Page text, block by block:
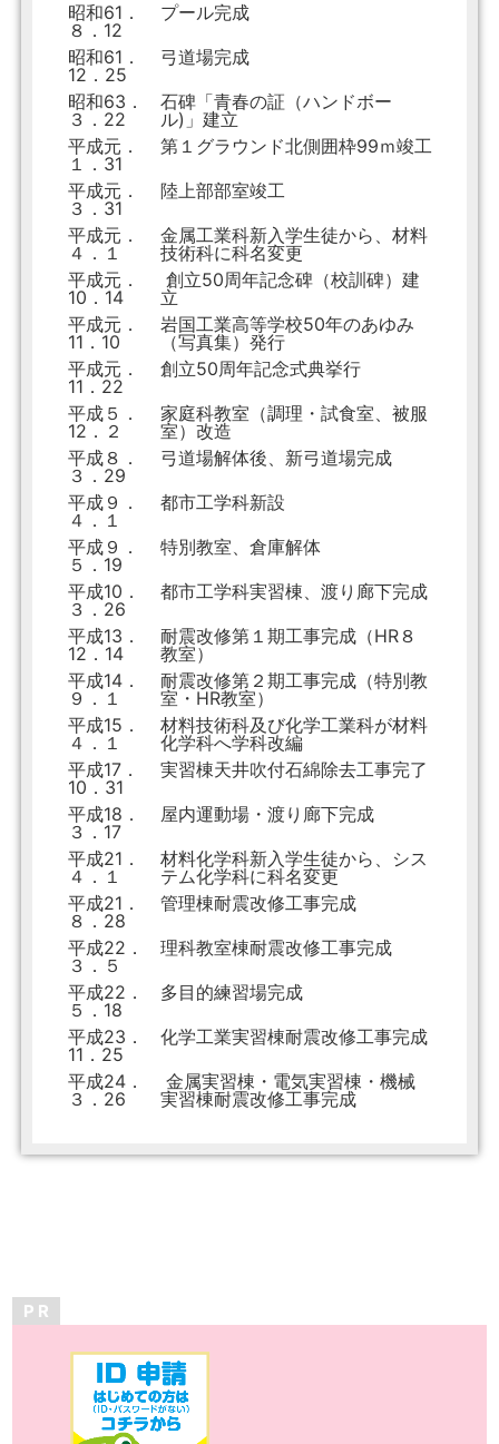
昭和61．
８．12
プール完成
昭和61．
12．25
弓道場完成
昭和63．
３．22
石碑「青春の証（ハンドボー
ル)」建立
平成元．
１．31
第１グラウンド北側囲枠99ｍ竣工
平成元．
３．31
陸上部部室竣工
平成元．
４．１
金属工業科新入学生徒から、材料
技術科に科名変更
平成元．
10．14
創立50周年記念碑（校訓碑）建
立
平成元．
11．10
岩国工業高等学校50年のあゆみ
（写真集）発行
平成元．
11．22
創立50周年記念式典挙行
平成５．
12．２
家庭科教室（調理・試食室、被服
室）改造
平成８．
３．29
弓道場解体後、新弓道場完成
平成９．
４．１
都市工学科新設
平成９．
５．19
特別教室、倉庫解体
平成10．
３．26
都市工学科実習棟、渡り廊下完成
平成13．
12．14
耐震改修第１期工事完成（HR８
教室）
平成14．
９．１
耐震改修第２期工事完成（特別教
室・HR教室）
平成15．
４．１
材料技術科及び化学工業科が材料
化学科へ学科改編
平成17．
10．31
実習棟天井吹付石綿除去工事完了
平成18．
３．17
屋内運動場・渡り廊下完成
平成21．
４．１
材料化学科新入学生徒から、シス
テム化学科に科名変更
平成21．
８．28
管理棟耐震改修工事完成
平成22．
３．５
理科教室棟耐震改修工事完成
平成22．
５．18
多目的練習場完成
平成23．
11．25
化学工業実習棟耐震改修工事完成
平成24．
３．26
金属実習棟・電気実習棟・機械
実習棟耐震改修工事完成
P R